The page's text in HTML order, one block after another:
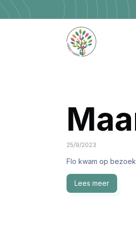
25/9/2023
Flo kwam op
Lees meer